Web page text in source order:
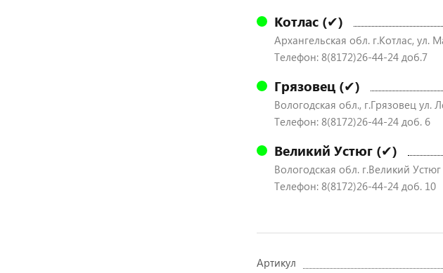
Котлас (✔)
Архангельская обл. г.Котлас, ул.
Телефон: 8(8172)26-44-24 доб.7
Грязовец (✔)
Вологодская обл., г.Грязовец ул.
Телефон: 8(8172)26-44-24 доб. 6
Великий Устюг (✔)
Вологодская обл. г.Великий
Телефон: 8(8172)26-44-24 доб. 10
Артикул